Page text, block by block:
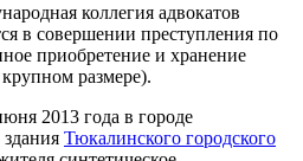
коллегия адвокатов
в совершении преступления по
приобретение и хранение
крупном размере).
2013 года в городе
Тюкалинского городского